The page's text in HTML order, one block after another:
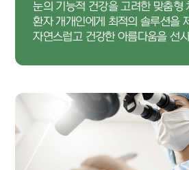
눈의 기능적 건강을 고려한 맞춤형
환자 개개인에게 최적의 솔루션을
자연스럽고 건강한 아름다움을 선